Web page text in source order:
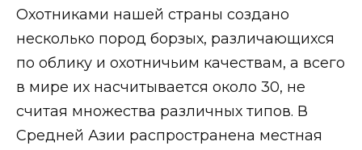
Охотниками нашей страны создано
несколько пород борзых, различающихся
по облику и охотничьим качествам, а всего
в мире их насчитывается около 30, не
считая множества различных типов. В
Средней Азии распространена местная